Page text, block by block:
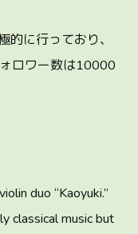
に行っており、
ロワー数は10000
duo “Kaoyuki.”
classical music but